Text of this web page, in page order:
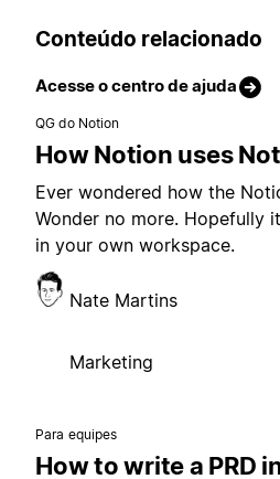
Conteúdo relacionado
Acesse o centro de ajuda
QG do Notion
How Notion uses
Ever wondered how the
Wonder no more. Hopefully
in your own workspace.
Nate Martins
Marketing
Para equipes
How to write a PRD